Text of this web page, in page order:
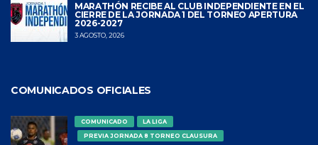
MARATHÓN RECIBE AL CLUB INDEPENDIENTE EN EL
CIERRE DE LA JORNADA 1 DEL TORNEO APERTURA
2026-2027
3 AGOSTO, 2026
COMUNICADOS OFICIALES
COMUNICADO
LA LIGA
PREVIA JORNADA 8 TORNEO CLAUSURA